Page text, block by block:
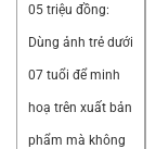
05 triệu đồng:
Dùng ảnh trẻ dưới
07 tuổi để minh
hoạ trên xuất bản
phẩm mà không